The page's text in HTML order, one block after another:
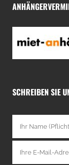
SCHREIBEN SIE